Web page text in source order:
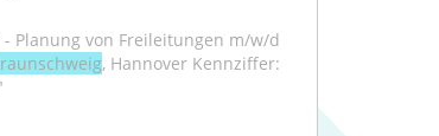
- Planung von Freileitungen m/w/d
, Hannover Kennziffer: